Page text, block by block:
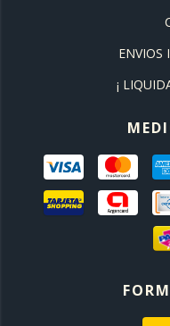
ENVIOS
¡